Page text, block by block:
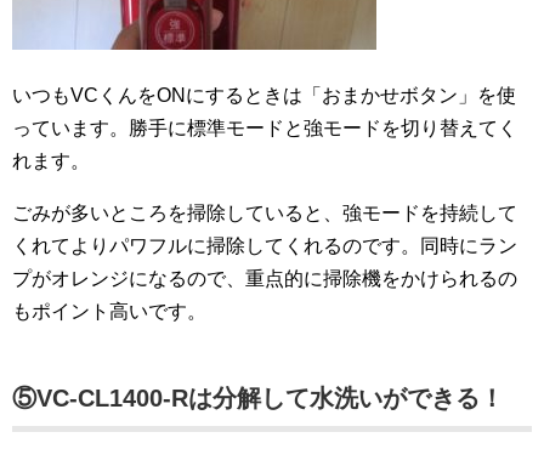
いつもVCくんをONにするときは「おまかせボタン」を使
っています。勝手に標準モードと強モードを切り替えてく
れます。
ごみが多いところを掃除していると、強モードを持続して
くれてよりパワフルに掃除してくれるのです。同時にラン
プがオレンジになるので、重点的に掃除機をかけられるの
もポイント高いです。
⑤VC-CL1400-Rは分解して水洗いができる！